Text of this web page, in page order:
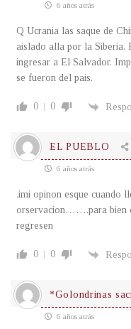
6 años atrás
Q Ucrania las saque de
aislado alla por la Siberia.
ingresar a El Salvador.
se fueron del pais.
0 0
EL PUEBLO
6 años atrás
.imi opinon esque cuando
orservacion…….para bien
regresen
0 0
*Golondrinas
6 años atrás